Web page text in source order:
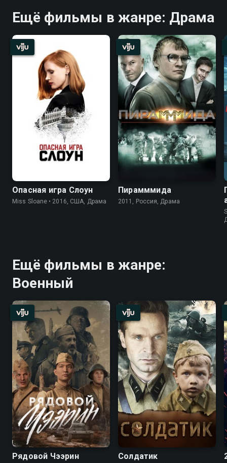
Ещё фильмы в жанре: Драма
Опасная игра Слоун
Miss Sloane • 2016, США, Драма
Пирамммида
2011, Россия, Драма
Ещё фильмы в жанре:
Военный
Рядовой Чээрин Солдатик